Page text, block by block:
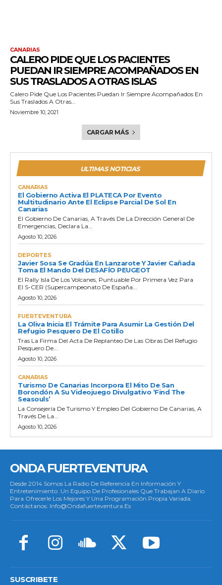
CANARIAS
CALERO PIDE QUE LOS PACIENTES
PUEDAN IR SIEMPRE ACOMPAÑADOS EN
SUS TRASLADOS A OTRAS ISLAS
Calero Pide Que Los Pacientes Puedan Ir Siempre Acompañados En
Sus Traslados A Otras...
Noviembre 10, 2021
CARGAR MÁS
ULTIMAS NOTICIAS
CANARIAS
El Gobierno Activa El PLATECA Por Evento
Multitudinario Ante El Eclipse Parcial De Sol En
Canarias
El Gobierno De Canarias, A Través De La Dirección General De
Emergencias, Declara La...
Agosto 10, 2026
DEPORTES
Javier Sosa Se Gradúa En Lanzarote Y Javier Cañada
Toma El Mando Del DESAFÍO PEUGEOT
El Rally Isla De Los Volcanes, Puntuable Por Primera Vez Para
El S-CER (Supercampeonato De España...
Agosto 10, 2026
FUERTEVENTURA
La Oliva Inicia El Trámite Para Asumir La Gestión Del
Refugio Pesquero De El Cotillo
Tras La Firma Del Acta De Replanteo De Las Obras Del Refugio
Pesquero De...
Agosto 10, 2026
CANARIAS
Turismo De Canarias Incorpora El Mito De San
Borondón A Su Videojuego Divulgativo ‘Find The
Seasouls’
La Consejería De Turismo Y Empleo Del Gobierno De Canarias, A
Través De La...
Agosto 10, 2026
ONDA FUERTEVENTURA
Desde 2014 Somos La Radio De Referencia En Información Y
Entretenimiento. Un Equipo De Profesionales Que Trabajan A Diario
Para Ofrecerle Los Mejores Y Una Programación Propia Variada.
Contáctanos: Info@ondafuerteventura.es
SUSCRIBETE